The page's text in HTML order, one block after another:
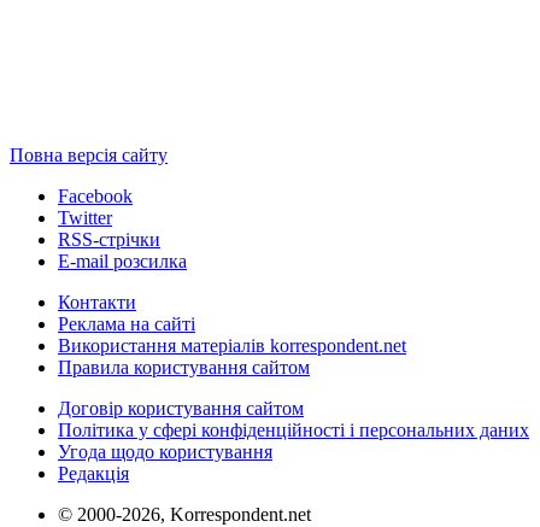
Повна версія сайту
Facebook
Twitter
RSS-стрічки
E-mail розсилка
Контакти
Реклама на сайті
Використання матеріалів korrespondent.net
Правила користування сайтом
Договір користування сайтом
Політика у сфері конфіденційності і персональних даних
Угода щодо користування
Редакція
© 2000-2026, Korrespondent.net